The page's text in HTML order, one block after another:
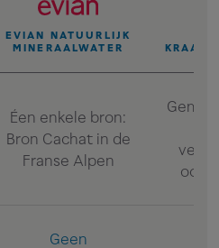
EVIAN NATUURLIJK
MINERAALWATER
Éen enkele bron:
Bron Cachat in de
Franse Alpen
Geen